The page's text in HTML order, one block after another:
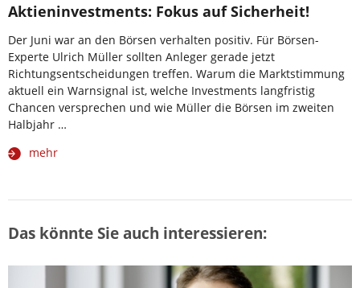
Aktieninvestments: Fokus auf Sicherheit!
Der Juni war an den Börsen verhalten positiv. Für Börsen-
Experte Ulrich Müller sollten Anleger gerade jetzt
Richtungsentscheidungen treffen. Warum die Marktstimmung
aktuell ein Warnsignal ist, welche Investments langfristig
Chancen versprechen und wie Müller die Börsen im zweiten
Halbjahr …
mehr
Das könnte Sie auch interessieren: